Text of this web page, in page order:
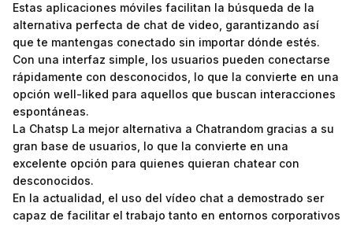
Estas aplicaciones móviles facilitan la búsqueda de la
alternativa perfecta de chat de video, garantizando así
que te mantengas conectado sin importar dónde estés.
Con una interfaz simple, los usuarios pueden conectarse
rápidamente con desconocidos, lo que la convierte en una
opción well-liked para aquellos que buscan interacciones
espontáneas.
La Chatsp La mejor alternativa a Chatrandom gracias a su
gran base de usuarios, lo que la convierte en una
excelente opción para quienes quieran chatear con
desconocidos.
En la actualidad, el uso del vídeo chat a demostrado ser
capaz de facilitar el trabajo tanto en entornos corporativos